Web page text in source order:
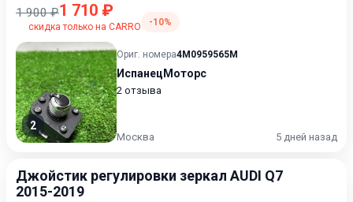
1 900 ₽1 710 ₽
скидка только на CARRO -10%
2
Ориг. номера4M0959565M
ИспанецМоторс
2 отзыва
Москва 5 дней назад
Джойстик регулировки зеркал AUDI Q7
2015-2019